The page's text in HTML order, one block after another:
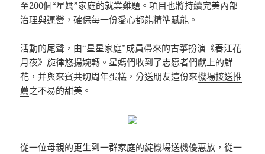
至200個“星媽”家庭的就業難題。項目也將持續完美內部
治理與運營，確保每一份愛心都能精準賦能。
活動的尾聲，由“星星家庭”成員帶來的古箏扮演《春江花
月夜》旋律悠揚婉轉。星媽們收到了志愿者們獻上的鮮
花，并與來賓共切周年蛋糕，分送朋友這份來機場接送推
薦之不易的甜美。
從一位母親的更生到一群家庭的綻機場送機優惠放，從一